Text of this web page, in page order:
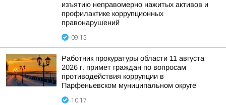
изъятию неправомерно нажитых активов и
профилактике коррупционных
правонарушений
09:15
Работник прокуратуры области 11 августа
2026 г. примет граждан по вопросам
противодействия коррупции в
Парфеньевском муниципальном округе
10:17